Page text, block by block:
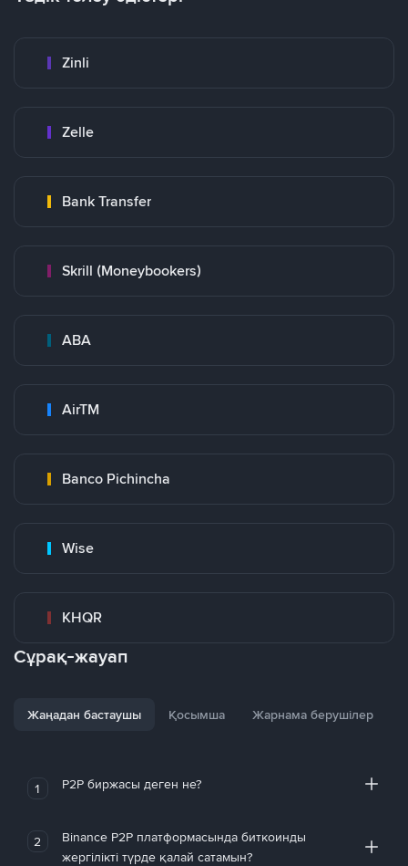
Zinli
Zelle
Bank Transfer
Skrill (Moneybookers)
ABA
AirTM
Banco Pichincha
Wise
KHQR
Сұрақ-жауап
Жаңадан бастаушы Қосымша Жарнама берушілер
1 P2P биржасы деген не?
2
Binance P2P платформасында биткоинды
жергілікті түрде қалай сатамын?